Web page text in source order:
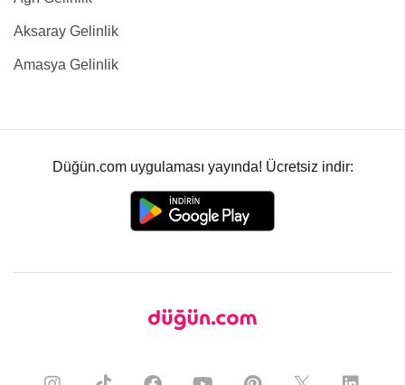
Aksaray Gelinlik
Amasya Gelinlik
Düğün.com uygulaması yayında! Ücretsiz indir: